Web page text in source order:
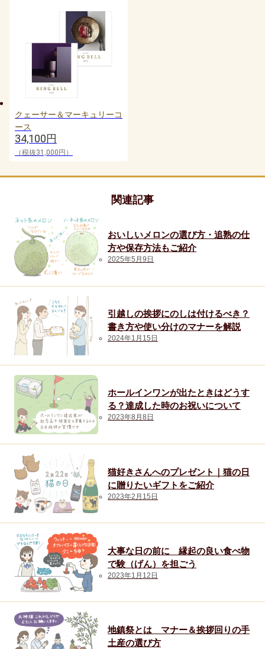
定番ギフト
クェーサー＆マーキュリーコ
ース
34,100円
（税抜31,000円）
関連記事
おいしいメロンの選び方・追熟の仕
方や保存方法もご紹介
2025年5月9日
引越しの挨拶にのしは付けるべき？
書き方や使い分けのマナーを解説
2024年1月15日
ホールインワンが出たときはどうす
る？達成した時のお祝いについて
2023年8月8日
猫好きさんへのプレゼント｜猫の日
に贈りたいギフトをご紹介
2023年2月15日
大事な日の前に 縁起の良い食べ物
で験（げん）を担ごう
2023年1月12日
地鎮祭とは マナー＆挨拶回りの手
土産の選び方